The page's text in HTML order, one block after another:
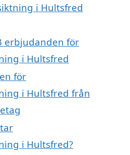
i Hultsfred
erbjudanden för
i Hultsfred
för
i Hultsfred från
i Hultsfred?